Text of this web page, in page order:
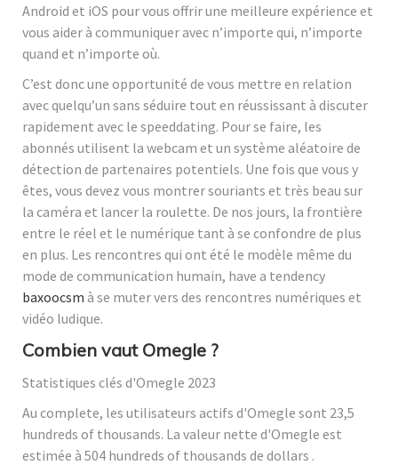
Android et iOS pour vous offrir une meilleure expérience et
vous aider à communiquer avec n’importe qui, n’importe
quand et n’importe où.
C’est donc une opportunité de vous mettre en relation
avec quelqu’un sans séduire tout en réussissant à discuter
rapidement avec le speeddating. Pour se faire, les
abonnés utilisent la webcam et un système aléatoire de
détection de partenaires potentiels. Une fois que vous y
êtes, vous devez vous montrer souriants et très beau sur
la caméra et lancer la roulette. De nos jours, la frontière
entre le réel et le numérique tant à se confondre de plus
en plus. Les rencontres qui ont été le modèle même du
mode de communication humain, have a tendency
baxoocsm à se muter vers des rencontres numériques et
vidéo ludique.
Combien vaut Omegle ?
Statistiques clés d'Omegle 2023
Au complete, les utilisateurs actifs d'Omegle sont 23,5
hundreds of thousands. La valeur nette d'Omegle est
estimée à 504 hundreds of thousands de dollars .